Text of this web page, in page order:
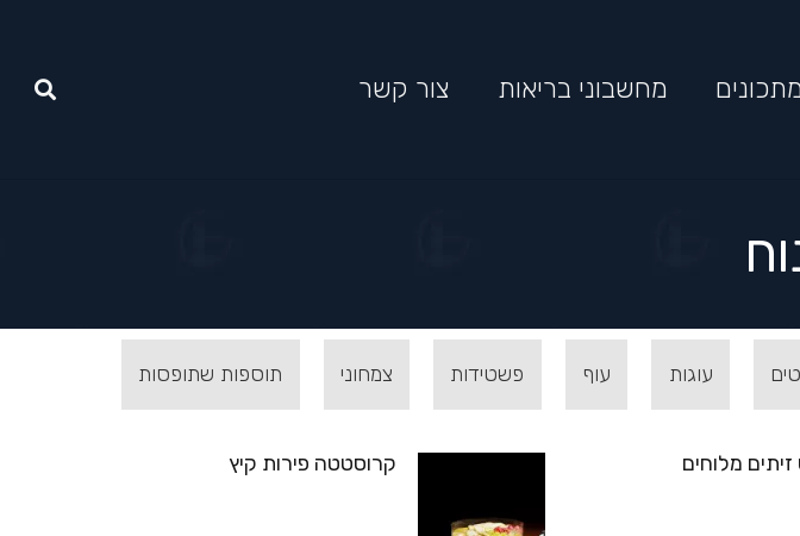
מתכונים מחשבוני בריאות צור קשר
עוגות עוף פשטידות צמחוני תוספות שתופסות
מלוחים קרוסטטה פירות קיץ